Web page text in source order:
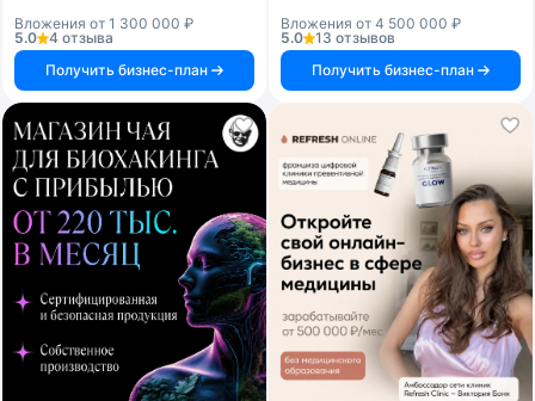
Вложения от 1 300 000 ₽
5.0
4 отзыва
Получить бизнес-план
Вложения от 4 500 000 ₽
5.0
13 отзывов
Получить бизнес-план